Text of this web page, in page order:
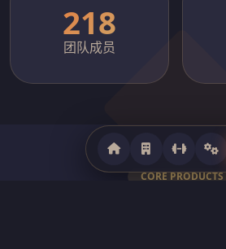
218
团队成员
CORE PRODUCTS